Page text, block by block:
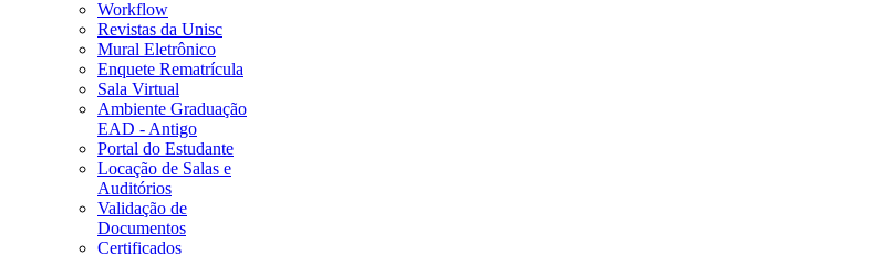
Workflow
Revistas da Unisc
Mural Eletrônico
Enquete Rematrícula
Sala Virtual
Ambiente Graduação
EAD - Antigo
Portal do Estudante
Locação de Salas e
Auditórios
Validação de
Documentos
Certificados